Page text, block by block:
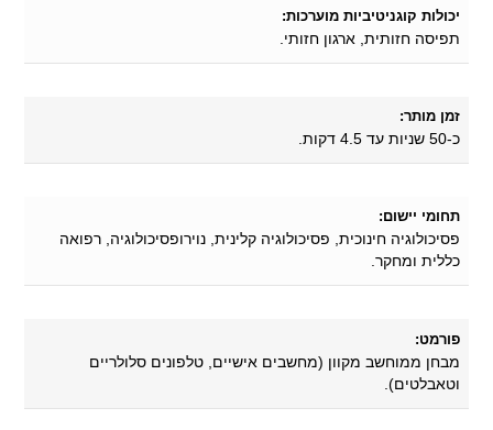
יכולות קוגניטיביות מוערכות:
תפיסה חזותית, ארגון חזותי.
זמן מותר:
כ-50 שניות עד 4.5 דקות.
תחומי יישום:
פסיכולוגיה חינוכית, פסיכולוגיה קלינית, נוירופסיכולוגיה, רפואה
כללית ומחקר.
פורמט:
מבחן ממוחשב מקוון (מחשבים אישיים, טלפונים סלולריים
וטאבלטים).